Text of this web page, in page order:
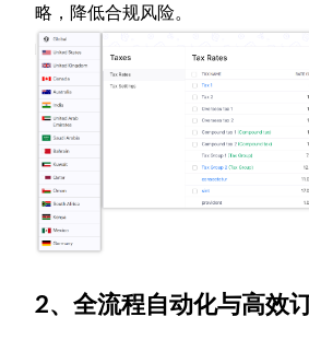
略，降低合规风险。
2、​全流程自动化与高效